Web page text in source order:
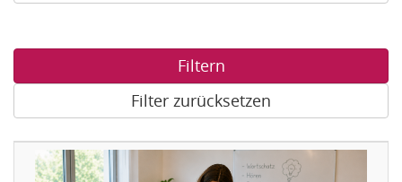
Filtern
Filter zurücksetzen